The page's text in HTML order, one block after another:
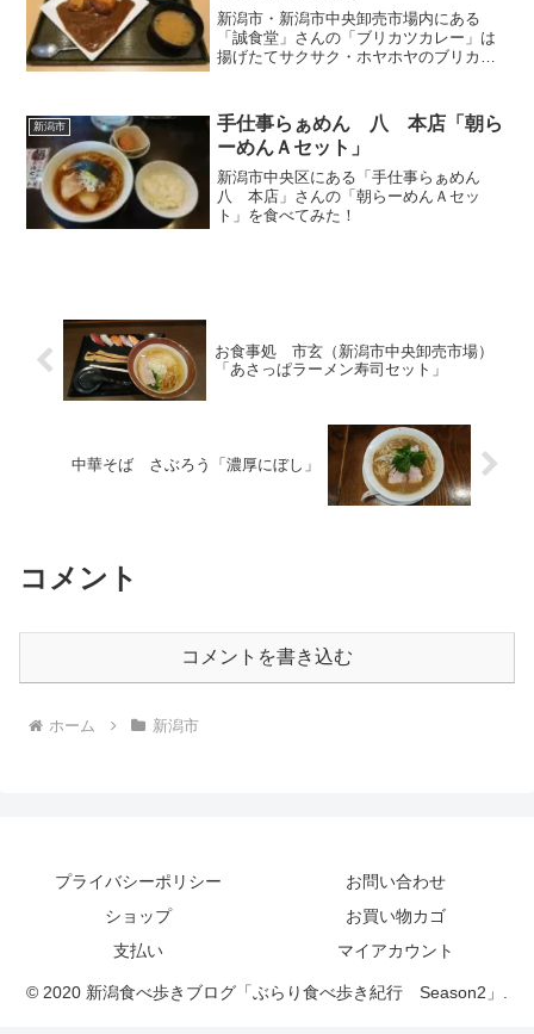
新潟市・新潟市中央卸売市場内にある
「誠食堂」さんの「ブリカツカレー」は
揚げたてサクサク・ホヤホヤのブリカツ
新潟市
手仕事らぁめん 八 本店「朝ら
ーめんＡセット」
新潟市中央区にある「手仕事らぁめん
八 本店」さんの「朝らーめんＡセッ
ト」を食べてみた！
お食事処 市玄（新潟市中央卸売市場）
「あさっぱラーメン寿司セット」
中華そば さぶろう「濃厚にぼし」
コメント
コメントを書き込む
ホーム 新潟市
プライバシーポリシー
お問い合わせ
ショップ
お買い物カゴ
支払い
マイアカウント
© 2020 新潟食べ歩きブログ「ぶらり食べ歩き紀行 Season2」.